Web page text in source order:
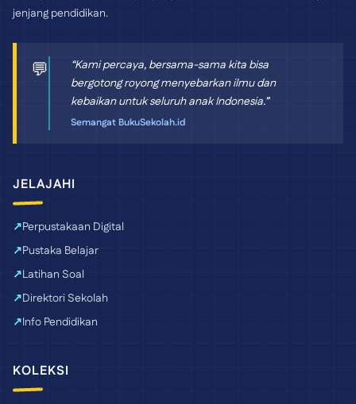
jenjang pendidikan.
💬
“Kami percaya, bersama-sama kita bisa
bergotong royong menyebarkan ilmu dan
kebaikan untuk seluruh anak Indonesia.”
Semangat BukuSekolah.id
JELAJAHI
Perpustakaan Digital
Pustaka Belajar
Latihan Soal
Direktori Sekolah
Info Pendidikan
KOLEKSI